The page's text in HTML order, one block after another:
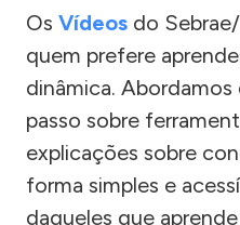
Os Vídeos do
quem prefere
dinâmica.
passo sobre
explicações sobre
forma simples e
daqueles que